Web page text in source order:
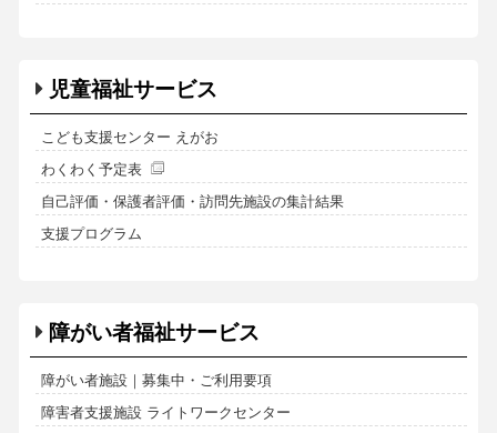
児童福祉サービス
こども支援センター えがお
わくわく予定表
自己評価・保護者評価・訪問先施設の集計結果
支援プログラム
障がい者福祉サービス
障がい者施設｜募集中・ご利用要項
障害者支援施設 ライトワークセンター